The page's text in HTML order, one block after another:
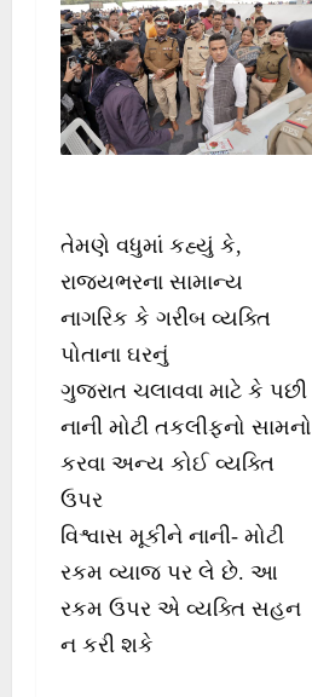
તેમણે વધુમાં કહ્યું કે,
રાજ્યભરના સામાન્ય
નાગરિક કે ગરીબ વ્યક્તિ
પોતાના ઘરનું
ગુજરાત ચલાવવા માટે કે પછી
નાની મોટી તકલીફનો સામનો
કરવા અન્ય કોઈ વ્યક્તિ
ઉપર
વિશ્વાસ મૂકીને નાની- મોટી
રકમ વ્યાજ પર લે છે. આ
રકમ ઉપર એ વ્યક્તિ સહન
ન કરી શકે